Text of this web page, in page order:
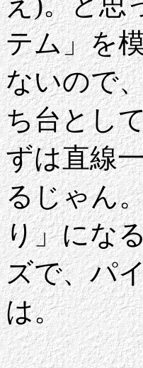
テム」を
ないので
ち台とし
ずは直線
るじゃん
り」にな
ズで、パ
は。